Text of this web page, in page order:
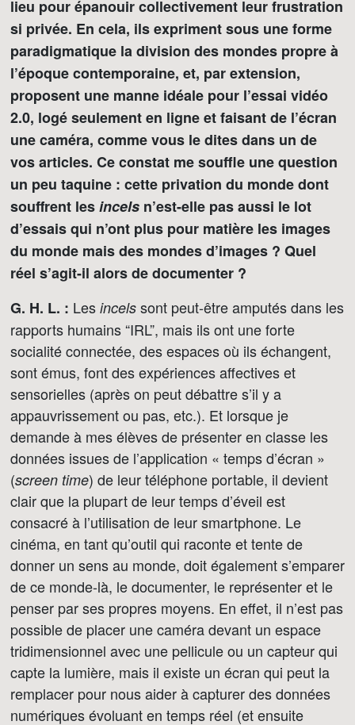
lieu pour épanouir collectivement leur frustration
si privée. En cela, ils expriment sous une forme
paradigmatique la division des mondes propre à
l’époque contemporaine, et, par extension,
proposent une manne idéale pour l’essai vidéo
2.0, logé seulement en ligne et faisant de l’écran
une caméra, comme vous le dites dans un de
vos articles. Ce constat me souffle une question
un peu taquine : cette privation du monde dont
souffrent lesincels n’est-elle pas aussi le lot
d’essais qui n’ont plus pour matière les images
du monde mais des mondes d’images ? Quel
réel s’agit-il alors de documenter ?
G. H. L. : Les incels sont peut-être amputés dans les
rapports humains “IRL”, mais ils ont une forte
socialité connectée, des espaces où ils échangent,
sont émus, font des expériences affectives et
sensorielles (après on peut débattre s’il y a
appauvrissement ou pas, etc.). Et lorsque je
demande à mes élèves de présenter en classe les
données issues de l’application « temps d’écran »
(screen time) de leur téléphone portable, il devient
clair que la plupart de leur temps d’éveil est
consacré à l’utilisation de leur smartphone. Le
cinéma, en tant qu’outil qui raconte et tente de
donner un sens au monde, doit également s’emparer
de ce monde-là, le documenter, le représenter et le
penser par ses propres moyens. En effet, il n’est pas
possible de placer une caméra devant un espace
tridimensionnel avec une pellicule ou un capteur qui
capte la lumière, mais il existe un écran qui peut la
remplacer pour nous aider à capturer des données
numériques évoluant en temps réel (et ensuite